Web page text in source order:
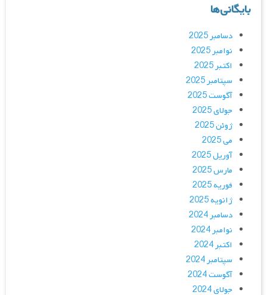
بایگانی‌ها
دسامبر 2025
نوامبر 2025
اکتبر 2025
سپتامبر 2025
آگوست 2025
جولای 2025
ژوئن 2025
می 2025
آوریل 2025
مارس 2025
فوریه 2025
ژانویه 2025
دسامبر 2024
نوامبر 2024
اکتبر 2024
سپتامبر 2024
آگوست 2024
جولای 2024